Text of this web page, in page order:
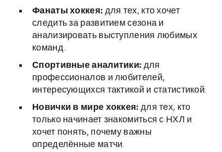
Фанаты хоккея: для тех, кто хочет
следить за развитием сезона и
анализировать выступления любимых
команд.
Спортивные аналитики: для
профессионалов и любителей,
интересующихся тактикой и статистикой.
Новички в мире хоккея: для тех, кто
только начинает знакомиться с НХЛ и
хочет понять, почему важны
определённые матчи.